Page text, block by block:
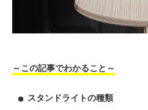
～この記事でわかること～
スタンドライトの種類